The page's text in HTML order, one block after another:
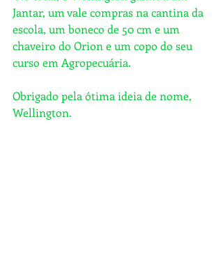
Jantar, um vale compras na cantina da
escola, um boneco de 50 cm e um
chaveiro do Orion e um copo do seu
curso em Agropecuária.
Obrigado pela ótima ideia de nome,
Wellington.